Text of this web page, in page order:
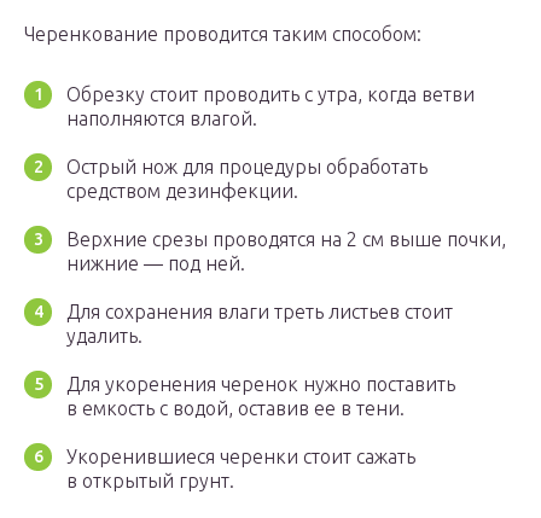
Черенкование проводится таким способом:
Обрезку стоит проводить с утра, когда ветви
наполняются влагой.
Острый нож для процедуры обработать
средством дезинфекции.
Верхние срезы проводятся на 2 см выше почки,
нижние — под ней.
Для сохранения влаги треть листьев стоит
удалить.
Для укоренения черенок нужно поставить
в емкость с водой, оставив ее в тени.
Укоренившиеся черенки стоит сажать
в открытый грунт.